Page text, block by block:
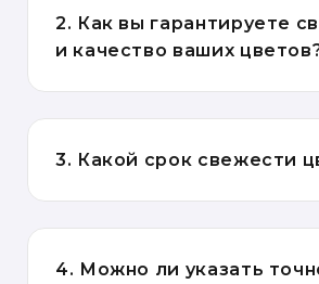
2. Как вы гарантируете
и качество ваших
3. Какой срок свежести
4. Можно ли указать